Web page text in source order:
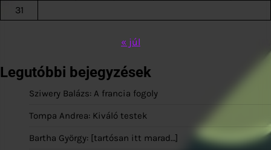
31
« júl
Legutóbbi bejegyzések
Sziwery Balázs: A francia fogoly
Tompa Andrea: Kiváló testek
Bartha György: [tartósan itt marad…]